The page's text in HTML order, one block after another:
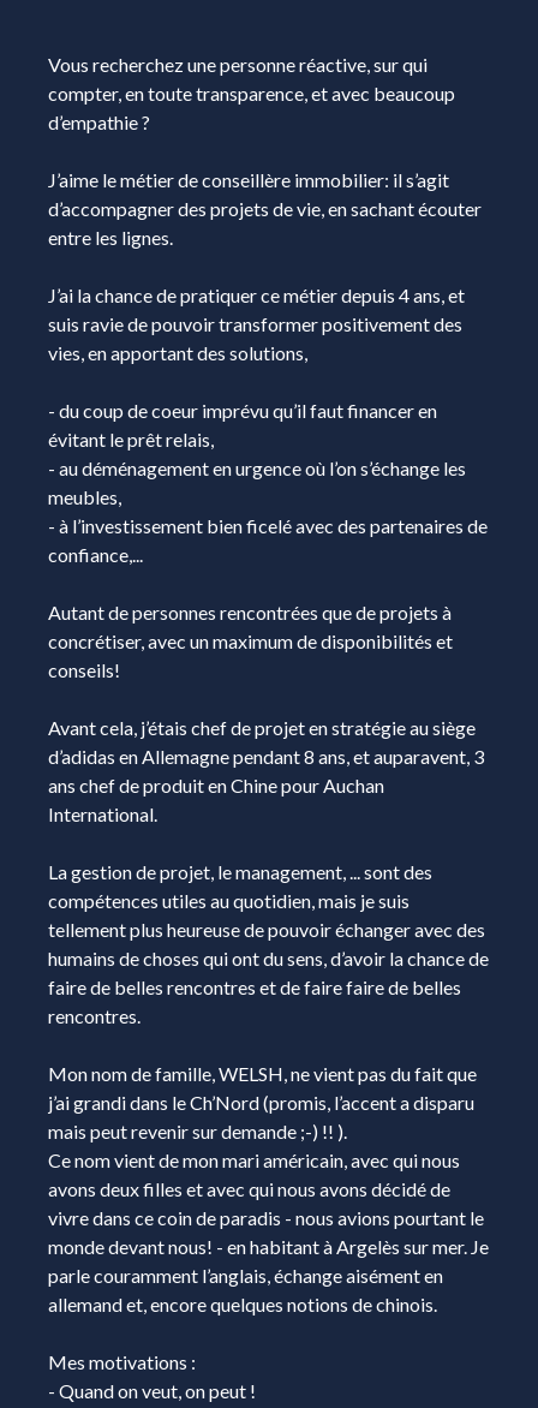
Vous recherchez une personne réactive, sur qui
compter, en toute transparence, et avec beaucoup
d’empathie ?
J’aime le métier de conseillère immobilier: il s’agit
d’accompagner des projets de vie, en sachant écouter
entre les lignes.
J’ai la chance de pratiquer ce métier depuis 4 ans, et
suis ravie de pouvoir transformer positivement des
vies, en apportant des solutions,
- du coup de coeur imprévu qu’il faut financer en
évitant le prêt relais,
- au déménagement en urgence où l’on s’échange les
meubles,
- à l’investissement bien ficelé avec des partenaires de
confiance,...
Autant de personnes rencontrées que de projets à
concrétiser, avec un maximum de disponibilités et
conseils!
Avant cela, j’étais chef de projet en stratégie au siège
d’adidas en Allemagne pendant 8 ans, et auparavent, 3
ans chef de produit en Chine pour Auchan
International.
La gestion de projet, le management, ... sont des
compétences utiles au quotidien, mais je suis
tellement plus heureuse de pouvoir échanger avec des
humains de choses qui ont du sens, d’avoir la chance de
faire de belles rencontres et de faire faire de belles
rencontres.
Mon nom de famille, WELSH, ne vient pas du fait que
j’ai grandi dans le Ch’Nord (promis, l’accent a disparu
mais peut revenir sur demande ;-) !! ).
Ce nom vient de mon mari américain, avec qui nous
avons deux filles et avec qui nous avons décidé de
vivre dans ce coin de paradis - nous avions pourtant le
monde devant nous! - en habitant à Argelès sur mer. Je
parle couramment l’anglais, échange aisément en
allemand et, encore quelques notions de chinois.
Mes motivations :
- Quand on veut, on peut !